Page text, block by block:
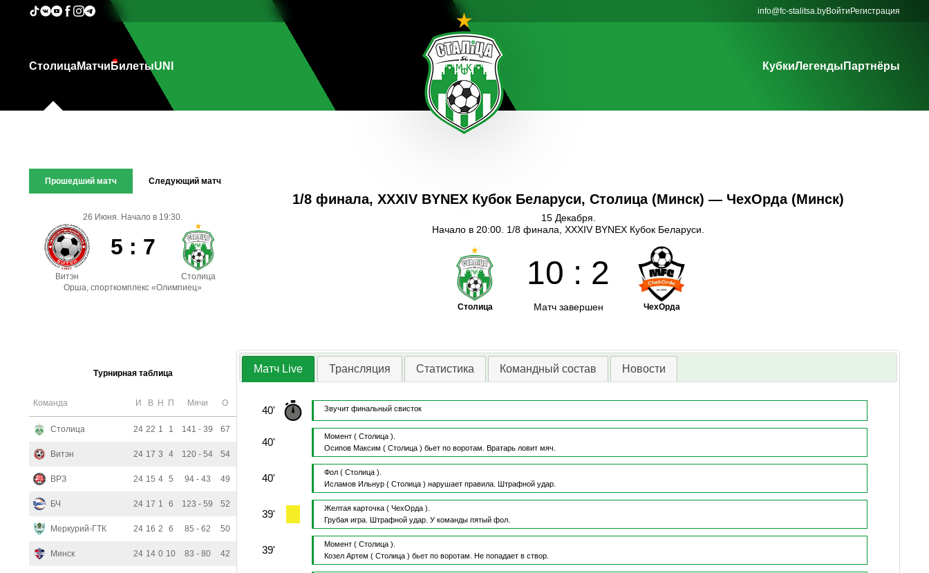
info@fc-stalitsa.byВойти Регистрация
СтолицаМатчи БилетыUNI КубкиЛегенды Партнёры
Прошедший матч Следующий матч
26 Июня. Начало в 19:30.
5 : 7
Витэн
Столица
Орша, спорткомплекс «Олимпиец»
Турнирная таблица
Команда И В Н П Мячи О
Столица 24 22 1 1 141 - 39 67
Витэн 24 17 3 4 120 - 54 54
ВРЗ 24 15 4 5 94 - 43 49
БЧ 24 17 1 6 123 - 59 52
Меркурий-ГТК 24 16 2 6 85 - 62 50
Минск 24 14 0 10 83 - 80 42
1/8 финала, XXXIV BYNEX Кубок Беларуси, Столица (Минск) — ЧехОрда (Минск)
15 Декабря.
Начало в 20:00. 1/8 финала, XXXIV BYNEX Кубок Беларуси.
Столица
10 : 2
Матч завершен ЧехОрда
Матч Live Трансляция Статистика Командный состав Новости
40' Звучит финальный свисток
40' Момент ( Столица ).
Осипов Максим ( Столица ) бьет по воротам. Вратарь ловит мяч.
40' Фол ( Столица ).
Исламов Ильнур( Столица ) нарушает правила. Штрафной удар.
39' Желтая карточка ( ЧехОрда ).
Грубая игра.
Штрафной удар. У команды пятый фол.
39' Момент ( Столица ).
Козел Артем ( Столица ) бьет по воротам. Не попадает в створ.